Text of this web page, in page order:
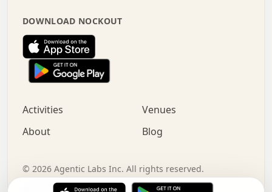
.   .   .   .   .   .   .   :   .   .   .   .   .
.   .   .   .   .   .   .   +   .   .   x   .   .
.   .   .   .   .   :   +   .   .   .   .   .   o
.   .   .   .   .   .   .   .   .   .   .   .   .
.   .   :   o   .   .   .   .   .   .   .   +   .
.   o   .   .   .   .   x   .   .   .   .   .   .
+   .   o   .   .   .   .   o   .   .   .   .
.   +   .   .   .   .   .   .   .   .   :   .   x
.   .   .   .   .   .   .   .   .   .   .   .   .   .
DOWNLOAD NOCKOUT
Activities
Venues
About
Blog
© 2026 Agentic Labs Inc. All rights reserved.